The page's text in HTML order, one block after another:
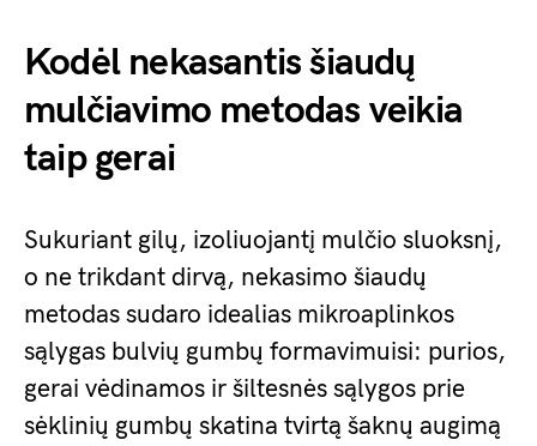
Kodėl nekasantis šiaudų
mulčiavimo metodas veikia
taip gerai
Sukuriant gilų, izoliuojantį mulčio sluoksnį,
o ne trikdant dirvą, nekasimo šiaudų
metodas sudaro idealias mikroaplinkos
sąlygas bulvių gumbų formavimuisi: purios,
gerai vėdinamos ir šiltesnės sąlygos prie
sėklinių gumbų skatina tvirtą šaknų augimą